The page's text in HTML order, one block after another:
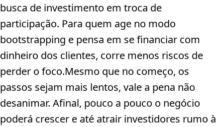
busca de investimento em troca de
participação. Para quem age no modo
bootstrapping e pensa em se financiar com
dinheiro dos clientes, corre menos riscos de
perder o foco.Mesmo que no começo, os
passos sejam mais lentos, vale a pena não
desanimar. Afinal, pouco a pouco o negócio
poderá crescer e até atrair investidores rumo à